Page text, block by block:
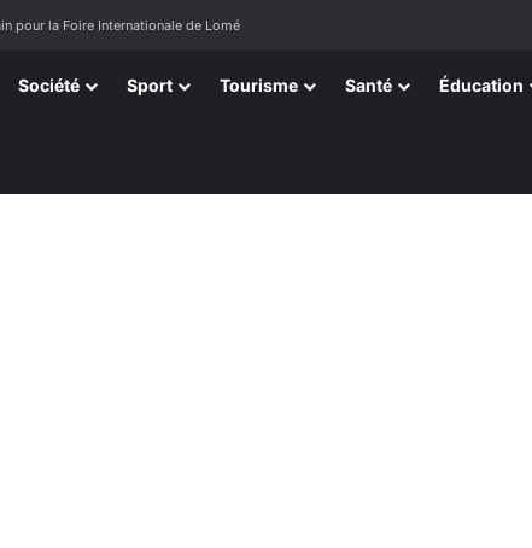
»
Société Sport Tourisme Santé Éducation